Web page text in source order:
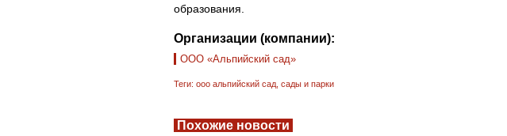
образования.
Организации (компании):
ООО «Альпийский сад»
Теги: ооо альпийский сад сады и парки
Похожие новости